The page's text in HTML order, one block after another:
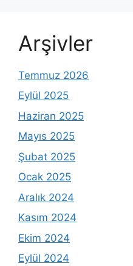
Arşivler
Temmuz 2026
Eylül 2025
Haziran 2025
Mayıs 2025
Şubat 2025
Ocak 2025
Aralık 2024
Kasım 2024
Ekim 2024
Eylül 2024